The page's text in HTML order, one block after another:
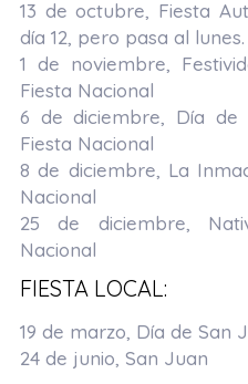
13 de octubre , Fiesta
día 12, pero pasa al lunes.
1 de noviembre ,
Fiesta Nacional
6 de diciembre , Día de
Fiesta Nacional
8 de diciembre , La
Nacional
25 de diciembre ,
Nacional
FIESTA LOCAL:
19 de marzo , Día de San
24 de junio , San Juan